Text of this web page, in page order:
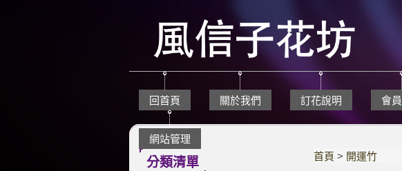
回首頁 關於我們 訂花說明 會
網站管理
分類清單 首頁 > 開運竹